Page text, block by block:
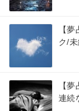
【
ク/
【
連続